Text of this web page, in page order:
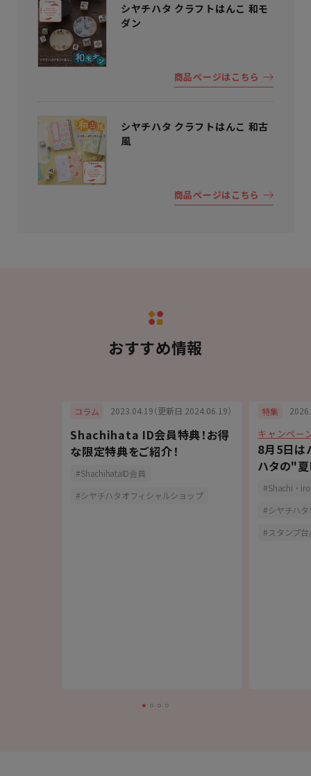
シヤチハタ クラフトはんこ 和モ
ダン
商品ページはこちら
シヤチハタ クラフトはんこ 和古
風
商品ページはこちら
おすすめ情報
コラム 2023.04.19（更新日 2024.06.19）
Shachihata ID会員特典！お得
な限定特典をご紹介！
ShachihataID会員
シヤチハタオフィシャルショップ
特集
キャンペー
8月5日は
ハタの"
Shachi・iro
シヤチハ
スタンプ